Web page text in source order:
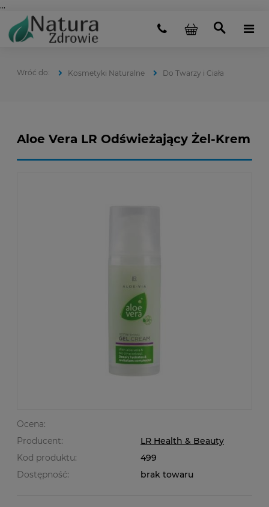
...
Kosmetyki Naturalne Do Twarzy i Ciała
Aloe Vera LR Odświeżający Żel-Krem
Ocena:
Producent:
LR Health & Beauty
Kod produktu:
499
Dostępność:
brak towaru